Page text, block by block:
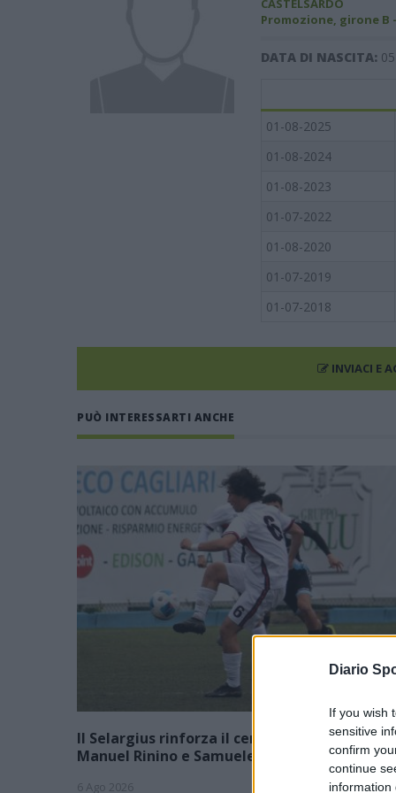
Diario
If you wish
sensitive
confirm
continue
information
CASTELSARDO
Promozione, girone B
DATA DI NASCITA:
01-08-2025
01-08-2024
01-08-2023
01-07-2022
01-08-2020
01-07-2019
01-07-2018
INVIACI E
PUÒ INTERESSARTI ANCHE
Il Selargius rinforza il centrocampo con
Manuel Rinino e Samuele Vacca
6 Ago 2026